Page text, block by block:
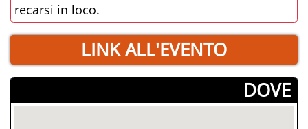
recarsi in loco.
LINK ALL'EVENTO
­DOVE